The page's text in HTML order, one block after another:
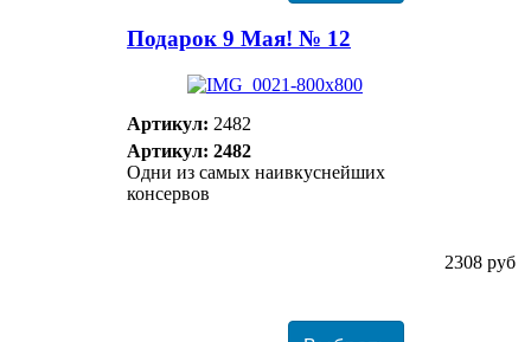
Подарок 9 Мая! № 12
Артикул: 2482
Артикул: 2482
Одни из самых наивкуснейших
консервов
2308 руб